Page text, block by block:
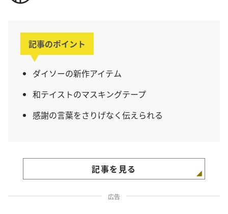
記事のポイント
ダイソーの新作アイテム
和テイストのマスキングテープ
感謝の言葉をさりげなく伝えられる
記事を見る
広告